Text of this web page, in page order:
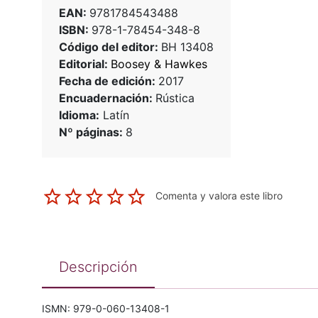
EAN: 9781784543488
ISBN: 978-1-78454-348-8
Código del editor: BH 13408
Editorial: Boosey & Hawkes
Fecha de edición: 2017
Encuadernación: Rústica
Idioma: Latín
Nº páginas: 8
Comenta y valora este libro
Descripción
ISMN: 979-0-060-13408-1